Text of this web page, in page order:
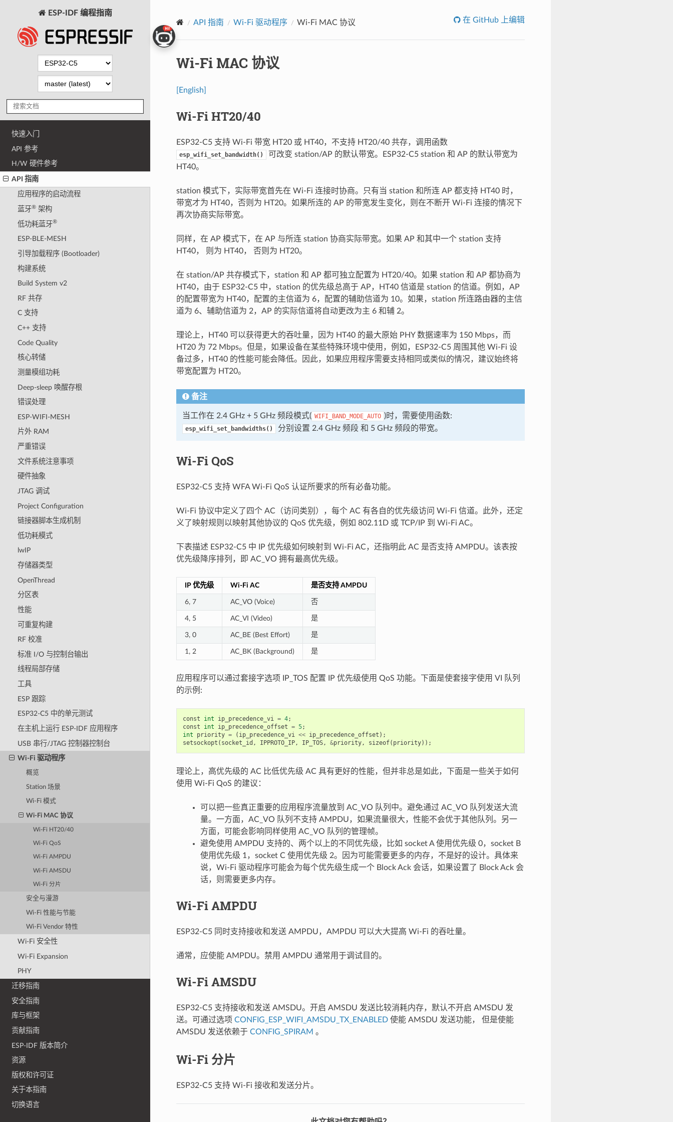
ESP-IDF 编程指南
快速入门
API 参考
H/W 硬件参考
API 指南
应用程序的启动流程
蓝牙®架构
低功耗蓝牙®
ESP-BLE-MESH
引导加载程序 (Bootloader)
构建系统
Build System v2
RF 共存
C 支持
C++ 支持
Code Quality
核心转储
测量模组功耗
Deep-sleep 唤醒存根
错误处理
ESP-WIFI-MESH
片外 RAM
严重错误
文件系统注意事项
硬件抽象
JTAG 调试
Project Configuration
链接器脚本生成机制
低功耗模式
lwIP
存储器类型
OpenThread
分区表
性能
可重复构建
RF 校准
标准 I/O 与控制台输出
线程局部存储
工具
ESP 跟踪
ESP32-C5 中的单元测试
在主机上运行 ESP-IDF 应用程序
USB 串行/JTAG 控制器控制台
Wi-Fi 驱动程序
概览
Station 场景
Wi-Fi 模式
Wi-Fi MAC 协议
Wi-Fi HT20/40
Wi-Fi QoS
Wi-Fi AMPDU
Wi-Fi AMSDU
Wi-Fi 分片
安全与漫游
Wi-Fi 性能与节能
Wi-Fi Vendor 特性
Wi-Fi 安全性
Wi-Fi Expansion
PHY
迁移指南
安全指南
库与框架
贡献指南
ESP-IDF 版本简介
资源
版权和许可证
关于本指南
切换语言
API 指南 Wi-Fi 驱动程序 Wi-Fi MAC 协议 在 GitHub 上编辑
Wi-Fi MAC 协议
[English]
Wi-Fi HT20/40
ESP32-C5 支持 Wi-Fi 带宽 HT20 或 HT40，不支持 HT20/40 共存，调用函数
esp_wifi_set_bandwidth()
可改变 station/AP 的默认带宽。ESP32-C5 station 和 AP 的默认带宽为
HT40。
station 模式下，实际带宽首先在 Wi-Fi 连接时协商。只有当 station 和所连 AP 都支持 HT40 时，
带宽才为 HT40，否则为 HT20。如果所连的 AP 的带宽发生变化，则在不断开 Wi-Fi 连接的情况下
再次协商实际带宽。
同样，在 AP 模式下，在 AP 与所连 station 协商实际带宽。如果 AP 和其中一个 station 支持
HT40， 则为 HT40， 否则为 HT20。
在 station/AP 共存模式下，station 和 AP 都可独立配置为 HT20/40。如果 station 和 AP 都协商为
HT40，由于 ESP32-C5 中，station 的优先级总高于 AP，HT40 信道是 station 的信道。例如，AP
的配置带宽为 HT40，配置的主信道为 6，配置的辅助信道为 10。如果，station 所连路由器的主信
道为 6、辅助信道为 2，AP 的实际信道将自动更改为主 6 和辅 2。
理论上，HT40 可以获得更大的吞吐量，因为 HT40 的最大原始 PHY 数据速率为 150 Mbps，而
HT20 为 72 Mbps。但是，如果设备在某些特殊环境中使用，例如，ESP32-C5 周围其他 Wi-Fi 设
备过多，HT40 的性能可能会降低。因此，如果应用程序需要支持相同或类似的情况，建议始终将
带宽配置为 HT20。
备注
当工作在 2.4 GHz + 5 GHz 频段模式( WIFI_BAND_MODE_AUTO )时，需要使用函数:
esp_wifi_set_bandwidths() 分别设置 2.4 GHz 频段 和 5 GHz 频段的带宽。
Wi-Fi QoS
ESP32-C5 支持 WFA Wi-Fi QoS 认证所要求的所有必备功能。
Wi-Fi 协议中定义了四个 AC（访问类别），每个 AC 有各自的优先级访问 Wi-Fi 信道。此外，还定
义了映射规则以映射其他协议的 QoS 优先级，例如 802.11D 或 TCP/IP 到 Wi-Fi AC。
下表描述 ESP32-C5 中 IP 优先级如何映射到 Wi-Fi AC，还指明此 AC 是否支持 AMPDU。该表按
优先级降序排列，即 AC_VO 拥有最高优先级。
IP 优先级 Wi-Fi AC 是否支持 AMPDU
6, 7 AC_VO (Voice) 否
4, 5 AC_VI (Video) 是
3, 0 AC_BE (Best Effort) 是
1, 2 AC_BK (Background) 是
应用程序可以通过套接字选项 IP_TOS 配置 IP 优先级使用 QoS 功能。下面是使套接字使用 VI 队列
的示例:
const int ip_precedence_vi = 4;
const
int ip_precedence_offset = 5;
int
priority = ( ip_precedence_vi << ip_precedence_offset );
setsockopt ( socket_id , IPPROTO_IP, IP_TOS, &priority, sizeof( priority));
理论上，高优先级的 AC 比低优先级 AC 具有更好的性能，但并非总是如此，下面是一些关于如何
使用 Wi-Fi QoS 的建议：
可以把一些真正重要的应用程序流量放到 AC_VO 队列中。避免通过 AC_VO 队列发送大流
量。一方面，AC_VO 队列不支持 AMPDU，如果流量很大，性能不会优于其他队列。另一
方面，可能会影响同样使用 AC_VO 队列的管理帧。
避免使用 AMPDU 支持的、两个以上的不同优先级，比如 socket A 使用优先级 0，socket B
使用优先级 1，socket C 使用优先级 2。因为可能需要更多的内存，不是好的设计。具体来
说，Wi-Fi 驱动程序可能会为每个优先级生成一个 Block Ack 会话，如果设置了 Block Ack 会
话，则需要更多内存。
Wi-Fi AMPDU
ESP32-C5 同时支持接收和发送 AMPDU，AMPDU 可以大大提高 Wi-Fi 的吞吐量。
通常，应使能 AMPDU。禁用 AMPDU 通常用于调试目的。
Wi-Fi AMSDU
ESP32-C5 支持接收和发送 AMSDU。开启 AMSDU 发送比较消耗内存，默认不开启 AMSDU 发
送。可通过选项 CONFIG_ESP_WIFI_AMSDU_TX_ENABLED使能 AMSDU 发送功能， 但是使能
AMSDU 发送依赖于 CONFIG_SPIRAM 。
Wi-Fi 分片
ESP32-C5 支持 Wi-Fi 接收和发送分片。